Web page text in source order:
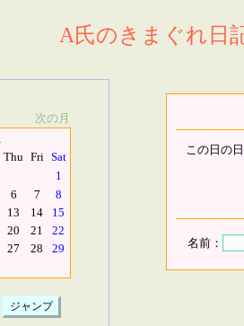
A氏のきまぐれ日
次の月
Thu Fri Sat
1
6 7
8
13 14
15
20 21
22
27 28
29
この日の
名前：